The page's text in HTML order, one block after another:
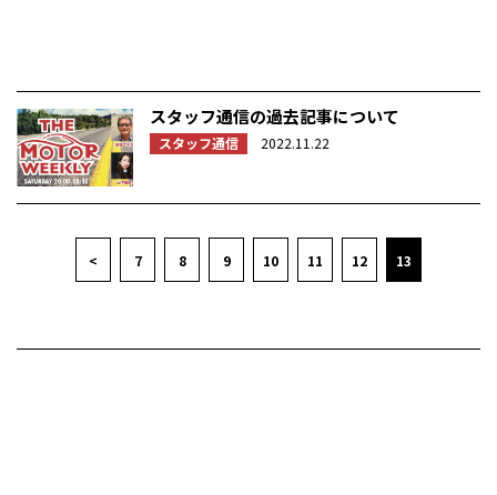
スタッフ通信の過去記事について
スタッフ通信 2022.11.22
< 7 8 9 10 11 12 13